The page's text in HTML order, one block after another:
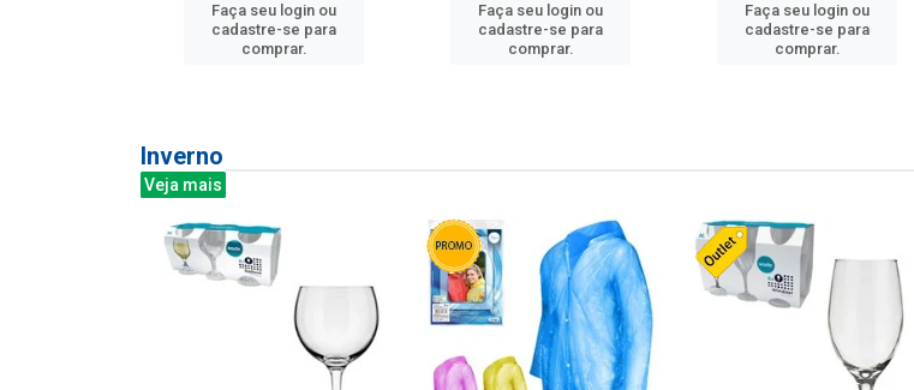
Faça seu login ou
cadastre-se para
comprar.
Faça seu login ou
cadastre-se para
comprar.
Faça seu login ou
cadastre-se para
comprar.
Inverno
Veja mais